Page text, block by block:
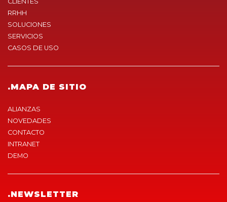
RRHH
SOLUCIONES
SERVICIOS
CASOS DE USO
.MAPA DE SITIO
ALIANZAS
NOVEDADES
CONTACTO
INTRANET
DEMO
.NEWSLETTER